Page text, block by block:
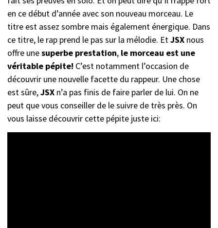
en ce début d’année avec son nouveau morceau. Le
titre est assez sombre mais également énergique. Dans
ce titre, le rap prend le pas sur la mélodie. EtJSX nous
offre unesuperbe prestation, le morceau est une
véritable pépite! C’est notamment l’occasion de
découvrir une nouvelle facette du rappeur. Une chose
est sûre,JSX n’a pas finis de faire parler de lui. On ne
peut que vous conseiller de le suivre de très près. On
vous laisse découvrir cette pépite juste ici: